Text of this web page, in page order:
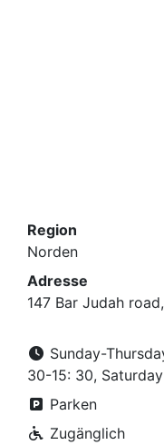
Region
Norden
Adresse
147 Bar Judah
Sunday-
30-15: 30,
Parken
Zugänglich